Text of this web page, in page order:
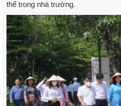
thể trong nhà trường.